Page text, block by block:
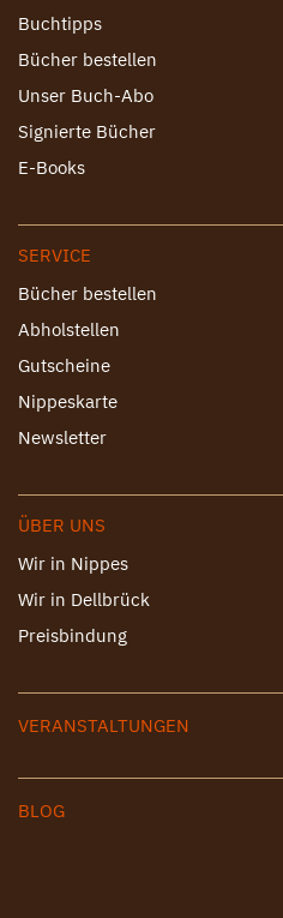
Buchtipps
Bücher bestellen
Unser Buch-Abo
Signierte Bücher
E-Books
SERVICE
Bücher bestellen
Abholstellen
Gutscheine
Nippeskarte
Newsletter
ÜBER UNS
Wir in Nippes
Wir in Dellbrück
Preisbindung
VERANSTALTUNGEN
BLOG